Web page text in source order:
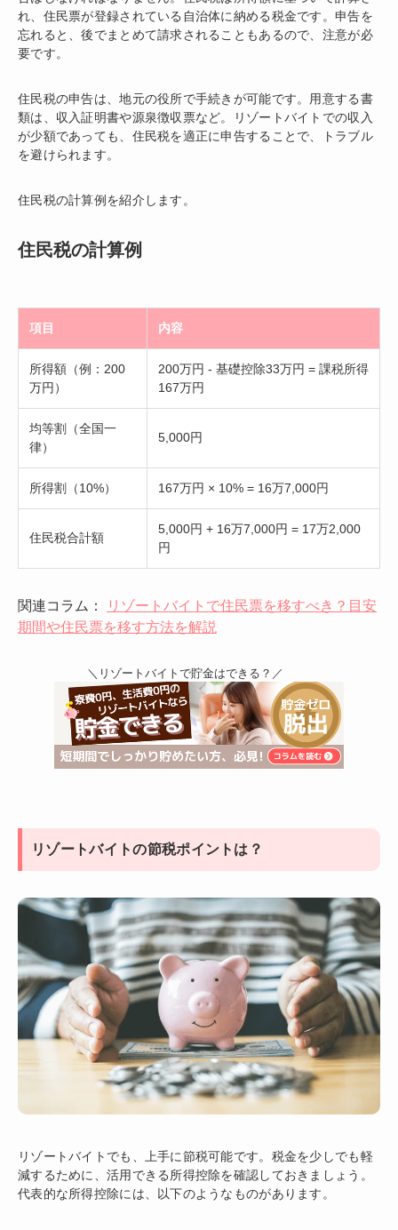
れ、住民票が登録されている自治体に納める税金です。申告を
忘れると、後でまとめて請求されることもあるので、注意が必
要です。
住民税の申告は、地元の役所で手続きが可能です。用意する書
類は、収入証明書や源泉徴収票など。リゾートバイトでの収入
が少額であっても、住民税を適正に申告することで、トラブル
を避けられます。
住民税の計算例を紹介します。
住民税の計算例
項目 内容
所得額（例：200
万円）
200万円 - 基礎控除33万円 = 課税所得
167万円
均等割（全国一
律）
5,000円
所得割（10%） 167万円 × 10% = 16万7,000円
住民税合計額
5,000円 + 16万7,000円 = 17万2,000
円
関連コラム：
リゾートバイトで住民票を移すべき？目安
期間や住民票を移す方法を解説
＼リゾートバイトで貯金はできる？／
リゾートバイトの節税ポイントは？
リゾートバイトでも、上手に節税可能です。税金を少しでも軽
減するために、活用できる所得控除を確認しておきましょう。
代表的な所得控除には、以下のようなものがあります。